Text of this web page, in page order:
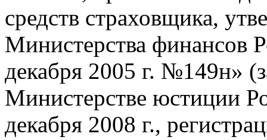
средств страховщика,
Министерства финансов
декабря 2005 г. №149н»
Министерстве юстиции
декабря 2008 г.,